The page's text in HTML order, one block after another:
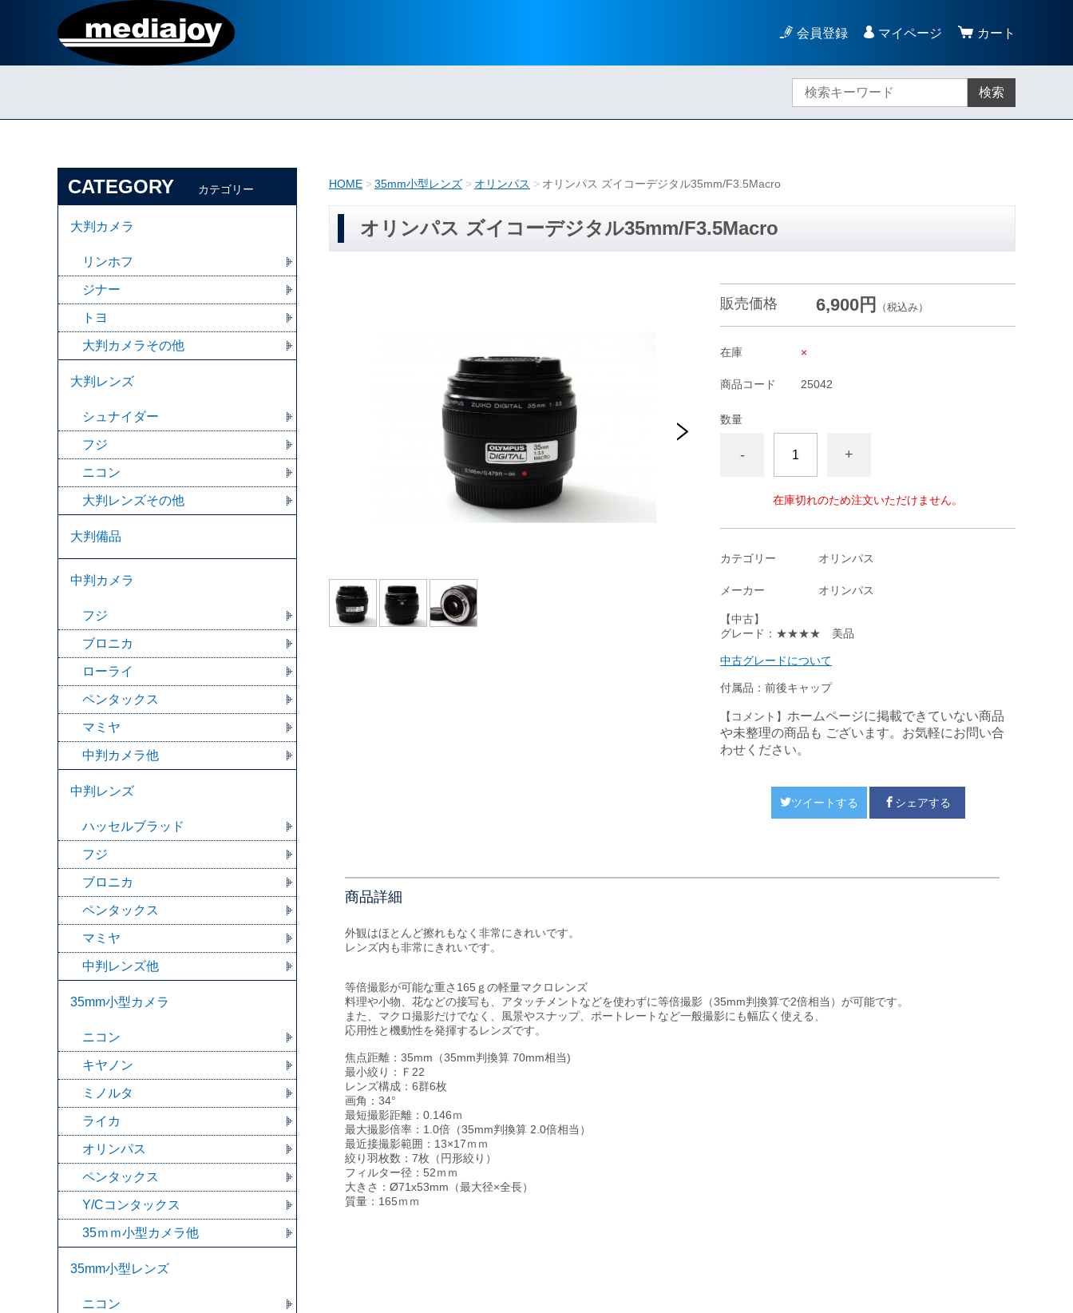
会員登録 マイページ カート
検索
HOME 35mm小型レンズ オリンパス オリンパス ズイコーデジタル35mm/F3.5Macro
オリンパス ズイコーデジタル35mm/F3.5Macro
販売価格 6,900円 （税込み）
在庫 ×
商品コード 25042
数量
- +
在庫切れのため注文いただけません。
カテゴリー オリンパス
メーカー オリンパス
【中古】
グレード：★★★★ 美品
中古グレードについて
付属品：前後キャップ
【コメント】 ホームページに掲載できていない商品
や未整理の商品も ございます。お気軽にお問い合
わせください。
ツイートする シェアする
商品詳細
外観はほとんど擦れもなく非常にきれいです。
レンズ内も非常にきれいです。
等倍撮影が可能な重さ165ｇの軽量マクロレンズ
料理や小物、花などの接写も、アタッチメントなどを使わずに等倍撮影（35mm判換算で2倍相当）が可能です。
また、マクロ撮影だけでなく、風景やスナップ、ポートレートなど一般撮影にも幅広く使える、
応用性と機動性を発揮するレンズです。
焦点距離：35mm（35mm判換算 70mm相当)
最小絞り：Ｆ22
レンズ構成：6群6枚
画角：34°
最短撮影距離：0.146ｍ
最大撮影倍率：1.0倍（35mm判換算 2.0倍相当）
最近接撮影範囲：13×17ｍｍ
絞り羽枚数：7枚（円形絞り）
フィルター径：52ｍｍ
大きさ：Ø71x53mm（最大径×全長）
質量：165ｍｍ
CATEGORY カテゴリー
大判カメラ
リンホフ
ジナー
トヨ
大判カメラその他
大判レンズ
シュナイダー
フジ
ニコン
大判レンズその他
大判備品
中判カメラ
フジ
ブロニカ
ローライ
ペンタックス
マミヤ
中判カメラ他
中判レンズ
ハッセルブラッド
フジ
ブロニカ
ペンタックス
マミヤ
中判レンズ他
35mm小型カメラ
ニコン
キヤノン
ミノルタ
ライカ
オリンパス
ペンタックス
Y/Cコンタックス
35ｍｍ小型カメラ他
35mm小型レンズ
ニコン